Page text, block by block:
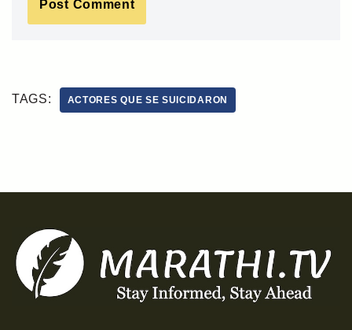
TAGS: ACTORES QUE SE SUICIDARON